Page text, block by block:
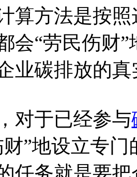
算方法是按
会“劳民伤财
业碳排放的真
对于已经参与
”地设立专门
任务就是要